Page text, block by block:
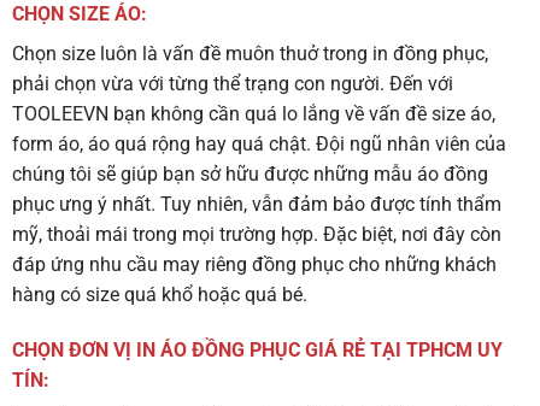
CHỌN SIZE ÁO:
Chọn size luôn là vấn đề muôn thuở trong in đồng phục,
phải chọn vừa với từng thể trạng con người. Đến với
TOOLEEVN bạn không cần quá lo lắng về vấn đề size áo,
form áo, áo quá rộng hay quá chật. Đội ngũ nhân viên của
chúng tôi sẽ giúp bạn sở hữu được những mẫu áo đồng
phục ưng ý nhất. Tuy nhiên, vẫn đảm bảo được tính thẩm
mỹ, thoải mái trong mọi trường hợp. Đặc biệt, nơi đây còn
đáp ứng nhu cầu may riêng đồng phục cho những khách
hàng có size quá khổ hoặc quá bé.
CHỌN ĐƠN VỊ IN ÁO ĐỒNG PHỤC GIÁ RẺ TẠI TPHCM UY
TÍN: